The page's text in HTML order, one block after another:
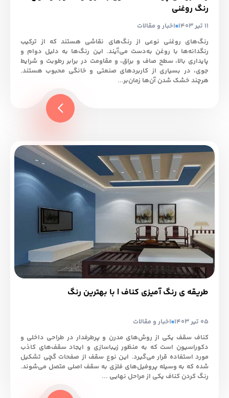
رنگ روغنی
11 تیر 1403
اخبار و مقالات
رنگ‌های روغنی نوعی از رنگ‌های نقاشی هستند که از ترکیب
رنگدانه‌ها با روغن به‌دست می‌آیند. این رنگ‌ها به دلیل دوام و
پایداری بالا، سطح صاف و براق، و مقاومت در برابر رطوبت و شرایط
جوی، در بسیاری از کاربردهای صنعتی و خانگی محبوب هستند.
هرچند خشک شدن آن‌ها زمان‌بر...
طریقه ی رنگ آمیزی کناف | با بهترین رنگ
05 تیر 1403
اخبار و مقالات
کناف سقف یکی از روش‌های مدرن و پرطرفدار در طراحی داخلی و
دکوراسیون است که به منظور زیبا‌سازی و ایجاد سقف‌های کاذب
مورد استفاده قرار می‌گیرد. این نوع سقف از صفحات گچی تشکیل
شده که به وسیله پروفیل‌های فلزی به سقف اصلی متصل می‌شوند.
رنگ کردن کناف یکی از مراحل نهایی ...